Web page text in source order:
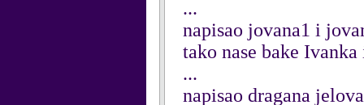
...
napisao jovana1 i
tako nase bake
...
napisao dragana